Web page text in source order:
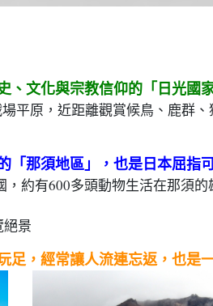
文化與宗教信仰的「日光國家
平原，近距離觀賞候鳥、鹿群
那須地區」，也是日本屈指
約有600多頭動物生活在那須的
景
足，經常讓人流連忘返，也是